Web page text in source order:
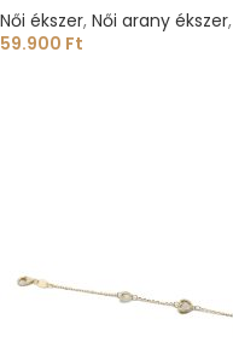
Női ékszer, Női arany ékszer,
59.900 Ft